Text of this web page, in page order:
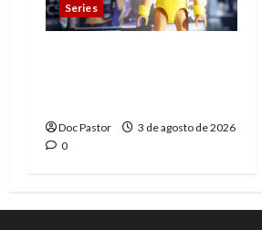
Series
Doc Pastor
3 de agosto de 2026
0